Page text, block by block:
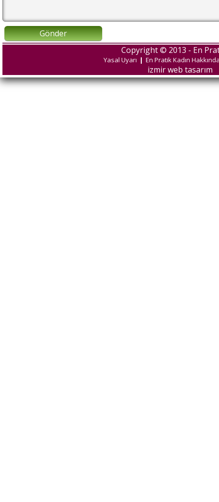
Gönder
Copyright © 2013 - En
Yasal Uyarı | En Pratik Kadın
izmir web tasarım